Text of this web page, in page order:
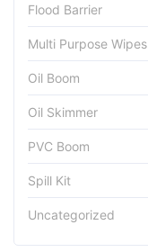
Flood Barrier
Multi Purpose Wipes
Oil Boom
Oil Skimmer
PVC Boom
Spill Kit
Uncategorized